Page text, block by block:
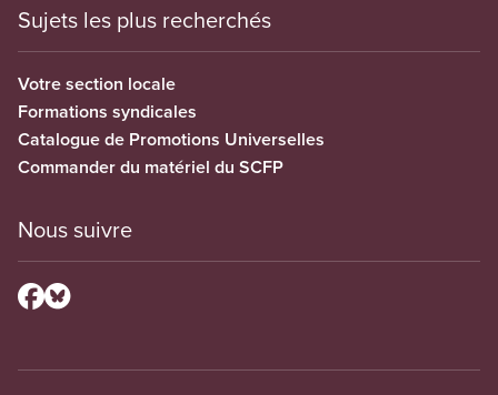
Sujets les plus recherchés
Votre section locale
Formations syndicales
Catalogue de Promotions Universelles
Commander du matériel du SCFP
Nous suivre